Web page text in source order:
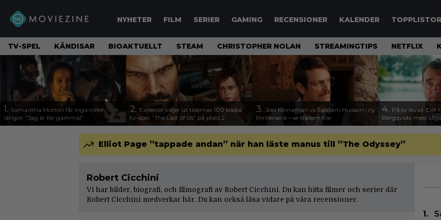
NYHETER FILM SERIER GAMING RECENSIONER KALENDER TOPPLISTOR
TV-SPEL KÄNDISAR BIOAKTUELLT STEAM CHRISTOPHER NOLAN STREAMINGTIPS NETFLIX
1. Samantha Morton får inga roller
längre: ”Jag är för gammal”
2. Experter väljer ut tidernas 100 bästa
tv-spel: ”The Last of Us” på plats 2
3. Joel Kinnaman vs Saddam Hussein i ny
thrillerserie – se trailern här
4. På tv ikväll: Det
Bergqvists mest
Elliot Page ”tappade andan” när han läste manus till ”The Odyssey”
Robert Cicchini
Vi har bilder, biografi, och filmografi av Robert Cicchini. Du kan hitta filmer och serier där
Robert Cicchini medverkar här. Du kan också läsa vidare på våra recensioner.